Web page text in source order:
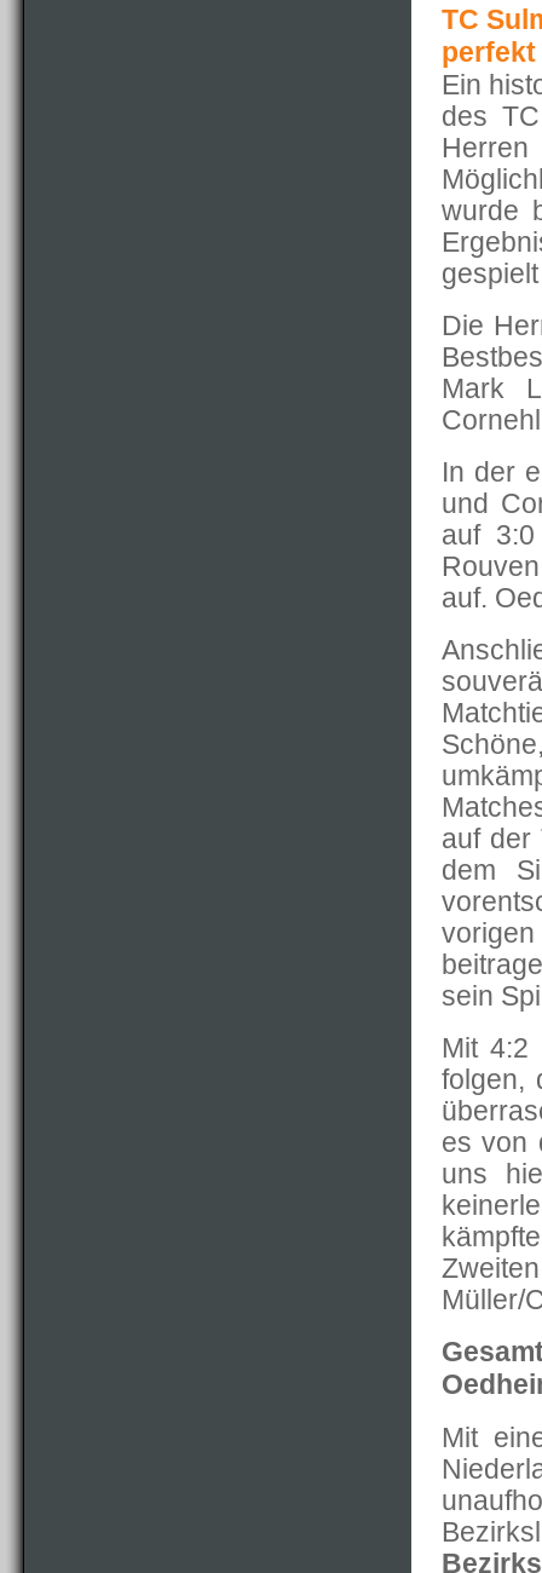
TC
perfekt
Ein
des
Herren
wurde
Die
Mark
In der
und
auf
auf.
auf der
dem
sein
Mit 4:2
folgen,
es von
uns
Müller/
Mit